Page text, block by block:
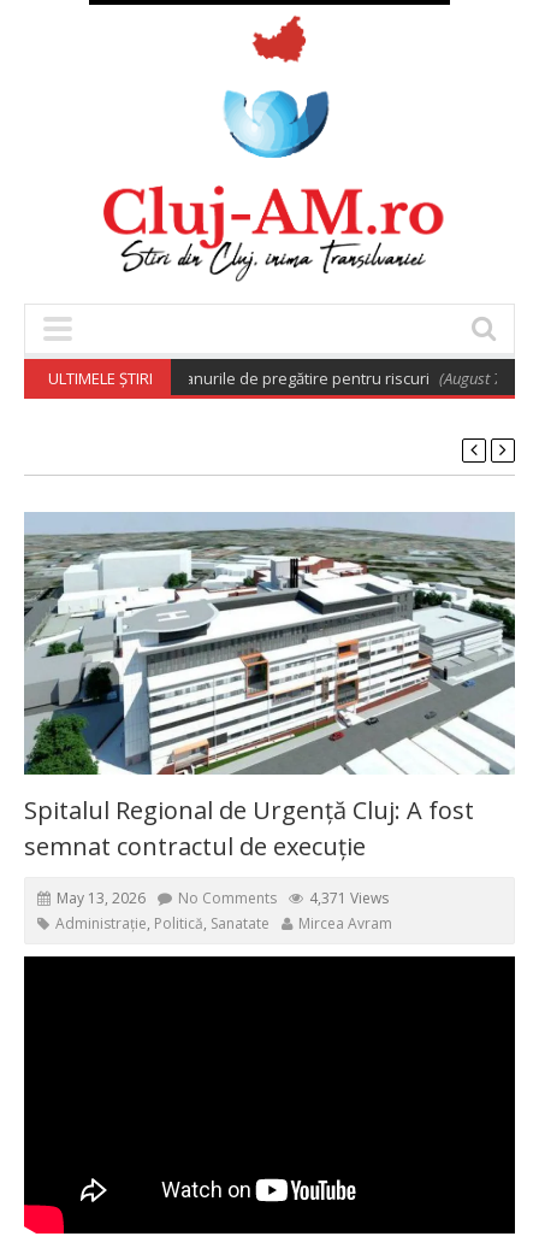
ULTIMELE ȘTIRI
care aprobă planurile de pregătire pentru riscuri (August 7, 2026
Spitalul Regional de Urgență Cluj: A fost
semnat contractul de execuție
May 13, 2026 No Comments
4,371 Views
Administrație, Politică, Sanatate Mircea Avram